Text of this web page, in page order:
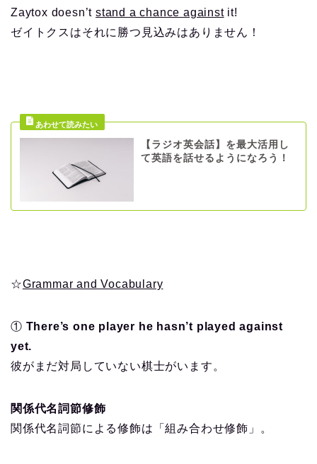
Zaytox doesn’tstand a chance againstit!
ゼイトクスはそれに勝つ見込みはありません！
【ラジオ英会話】を最大活用し
て英語を話せるようになろう！
☆Grammar and Vocabulary
① There’s one player he hasn’t played against
yet.
彼がまだ対局していない棋士がいます。
関係代名詞節修飾
関係代名詞節による修飾は「組み合わせ修飾」。